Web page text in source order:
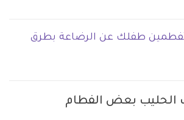
طفلك عن الرضاعة بطرق
الحليب بعض الفطام